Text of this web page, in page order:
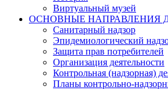
Виртуальный музей
ОСНОВНЫЕ НАПРАВЛЕНИЯ
Санитарный надзор
Эпидемиологический
Защита прав потребителей
Организация деятельности
Контрольная (надзорная)
Планы контрольно-